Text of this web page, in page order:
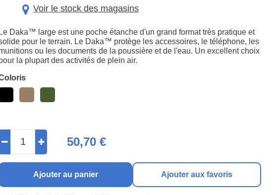
Voir le stock des magasins
Le Daka™ large est une poche étanche d'un grand format très pratique et
pour le terrain. Le Daka™ protège les accessoires, le téléphone, les
ou les documents de la poussière et de l'eau. Un excellent choix
la plupart des activités de plein air.
50,70 €
Ajouter au panier Ajouter aux favoris